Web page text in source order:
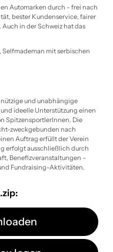
Automarken durch - frei nach
bester Kundenservice, fairer
in der Schweiz hat das
Selfmademan mit serbischen
und unabhängige
ideelle Unterstützung einen
SpitzensportlerInnen. Die
zweckgebunden nach
Auftrag erfüllt der Verein
erfolgt ausschließlich durch
Benefizveranstaltungen –
Fundraising-Aktivitäten.